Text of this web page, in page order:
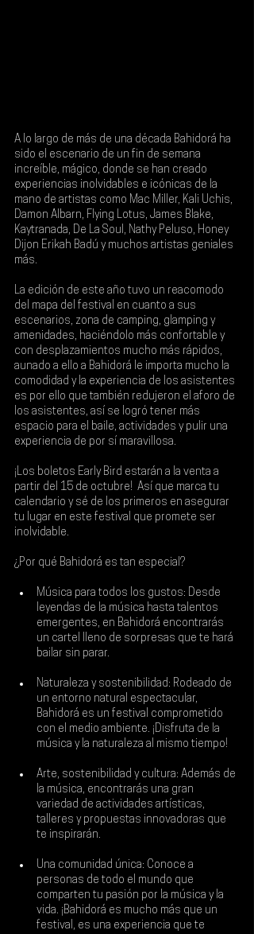
A lo largo de más de una década Bahidorá ha
sido el escenario de un fin de semana
increíble, mágico, donde se han creado
experiencias inolvidables e icónicas de la
mano de artistas como Mac Miller, Kali Uchis,
Damon Albarn, Flying Lotus, James Blake,
Kaytranada, De La Soul, Nathy Peluso, Honey
Dijon Erikah Badú y muchos artistas geniales
más.
La edición de este año tuvo un reacomodo
del mapa del festival en cuanto a sus
escenarios, zona de camping, glamping y
amenidades, haciéndolo más confortable y
con desplazamientos mucho más rápidos,
aunado a ello a Bahidorá le importa mucho la
comodidad y la experiencia de los asistentes
es por ello que también redujeron el aforo de
los asistentes, así se logró tener más
espacio para el baile, actividades y pulir una
experiencia de por sí maravillosa.
¡Los boletos Early Bird estarán a la venta a
partir del 15 de octubre! ️ Así que marca tu
calendario y sé de los primeros en asegurar
tu lugar en este festival que promete ser
inolvidable.
¿Por qué Bahidorá es tan especial?
Música para todos los gustos: Desde
leyendas de la música hasta talentos
emergentes, en Bahidorá encontrarás
un cartel lleno de sorpresas que te hará
bailar sin parar.
Naturaleza y sostenibilidad: Rodeado de
un entorno natural espectacular,
Bahidorá es un festival comprometido
con el medio ambiente. ¡Disfruta de la
música y la naturaleza al mismo tiempo!
Arte, sostenibilidad y cultura: Además de
la música, encontrarás una gran
variedad de actividades artísticas,
talleres y propuestas innovadoras que
te inspirarán.
Una comunidad única: Conoce a
personas de todo el mundo que
comparten tu pasión por la música y la
vida. ¡Bahidorá es mucho más que un
festival, es una experiencia que te